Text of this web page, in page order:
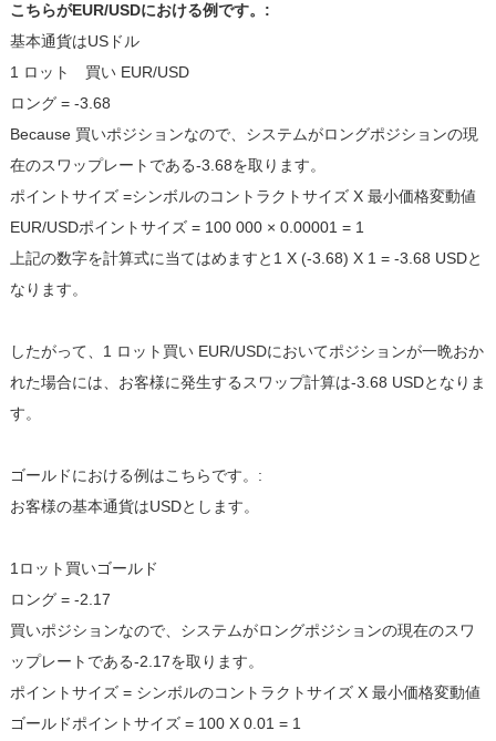
こちらがEUR/USDにおける例です。:
基本通貨はUSドル
1 ロット 買い EUR/USD
ロング = -3.68
Because 買いポジションなので、システムがロングポジションの現
在のスワップレートである-3.68を取ります。
ポイントサイズ =シンボルのコントラクトサイズ X 最小価格変動値
EUR/USDポイントサイズ = 100 000 × 0.00001 = 1
上記の数字を計算式に当てはめますと1 X (-3.68) X 1 = -3.68 USDと
なります。
したがって、1 ロット買い EUR/USDにおいてポジションが一晩おか
れた場合には、お客様に発生するスワップ計算は-3.68 USDとなりま
す。
ゴールドにおける例はこちらです。:
お客様の基本通貨はUSDとします。
1ロット買いゴールド
ロング = -2.17
買いポジションなので、システムがロングポジションの現在のスワ
ップレートである-2.17を取ります。
ポイントサイズ = シンボルのコントラクトサイズ X 最小価格変動値
ゴールドポイントサイズ = 100 X 0.01 = 1